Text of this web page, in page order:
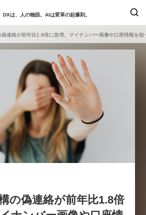
DXは、人の物語。AIは変革の起爆剤。
インタビュー
ニュース
日本オムニチャネル協会
トップページ
特集
動画
サイトマップ
お問い合わせ
採用情報
検索
開催予定のセミナー
【8/6開催】AIエージェント時
代、日本企業は何から始めるべき
偽連絡が前年比1.8倍に急増。マイナンバー画像や口座情報を狙
の偽連絡が前年比1.8倍